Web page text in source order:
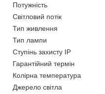
Потужність
Світловий потік
Тип живлення
Тип лампи
Ступінь захисту IP
Гарантійний термін
Колірна температура
Джерело світла